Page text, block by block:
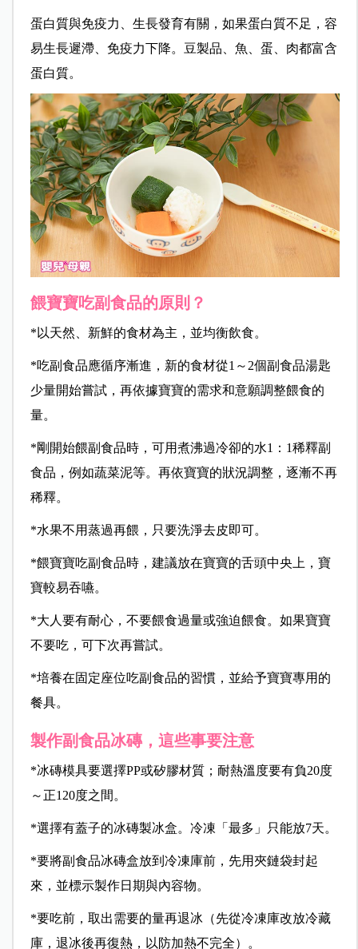
蛋白質與免疫力、生長發育有關，如果蛋白質不足，容
易生長遲滯、免疫力下降。豆製品、魚、蛋、肉都富含
蛋白質。
餵寶寶吃副食品的原則？
*以天然、新鮮的食材為主，並均衡飲食。
*吃副食品應循序漸進，新的食材從1～2個副食品湯匙
少量開始嘗試，再依據寶寶的需求和意願調整餵食的
量。
*剛開始餵副食品時，可用煮沸過冷卻的水1 ：1稀釋副
食品，例如蔬菜泥等。再依寶寶的狀況調整，逐漸不再
稀釋。
*水果不用蒸過再餵，只要洗淨去皮即可。
*餵寶寶吃副食品時，建議放在寶寶的舌頭中央上，寶
寶較易吞嚥。
*大人要有耐心，不要餵食過量或強迫餵食。如果寶寶
不要吃，可下次再嘗試。
*培養在固定座位吃副食品的習慣，並給予寶寶專用的
餐具。
製作副食品冰磚，這些事要注意
*冰磚模具要選擇PP或矽膠材質；耐熱溫度要有負20度
～正120度之間。
*選擇有蓋子的冰磚製冰盒。冷凍「最多」只能放7天。
*要將副食品冰磚盒放到冷凍庫前，先用夾鏈袋封起
來，並標示製作日期與內容物。
*要吃前，取出需要的量再退冰（先從冷凍庫改放冷藏
庫，退冰後再復熱，以防加熱不完全）。